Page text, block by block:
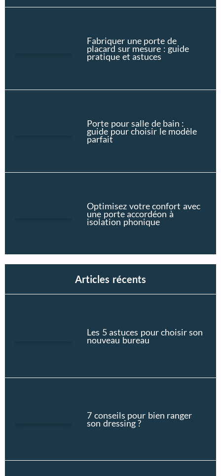
Fabriquer une porte de
placard sur mesure : guide
pratique et astuces
Porte pour salle de bain :
guide pour choisir le modèle
parfait
Optimisez votre confort avec
une porte accordéon à
isolation phonique
Articles récents
Les 5 astuces pour choisir son
nouveau bureau
7 conseils pour bien ranger
son dressing ?